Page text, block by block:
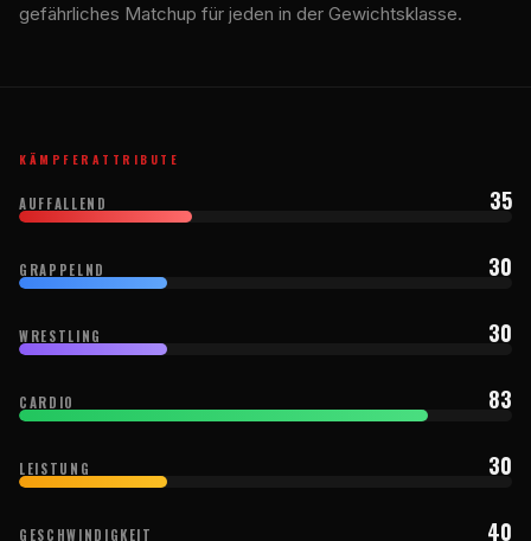
gefährliches Matchup für jeden in der Gewichtsklasse.
KÄMPFERATTRIBUTE
AUFFALLEND 35
GRAPPELND 30
WRESTLING 30
CARDIO 83
LEISTUNG 30
GESCHWINDIGKEIT 40